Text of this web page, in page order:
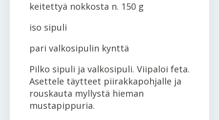
keitettyä nokkosta n. 150 g
iso sipuli
pari valkosipulin kynttä
Pilko sipuli ja valkosipuli. Viipaloi feta.
Asettele täytteet piirakkapohjalle ja
rouskauta myllystä hieman
mustapippuria.